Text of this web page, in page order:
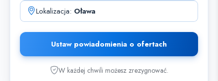
Lokalizacja: Oława
Ustaw powiadomienia o ofertach
W każdej chwili możesz zrezygnować.